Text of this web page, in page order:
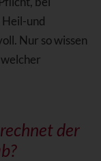
und
Nur so wissen
rechnet der